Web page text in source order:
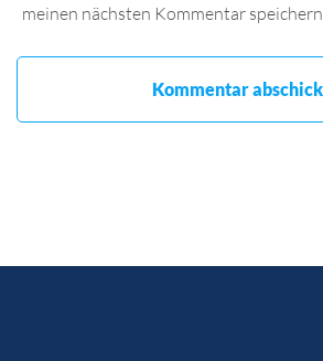
meinen nächsten Kommentar speichern.